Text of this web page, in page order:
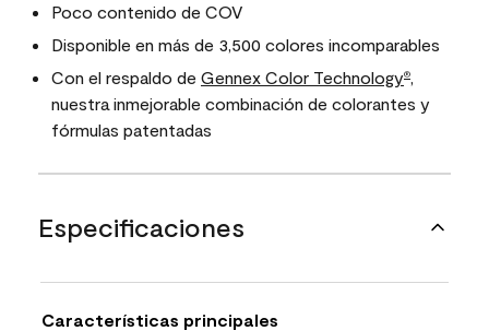
Poco contenido de COV
Disponible en más de 3,500 colores incomparables
Con el respaldo de Gennex Color Technology®,
nuestra inmejorable combinación de colorantes y
fórmulas patentadas
Especificaciones
Características principales